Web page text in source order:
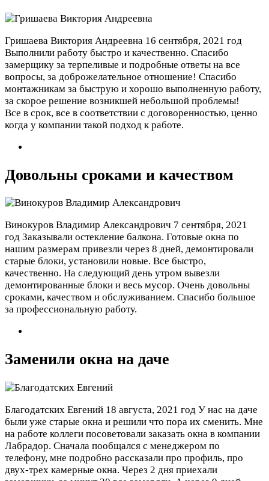
Гришаева Виктория Андреевна 16 сентября, 2021 год
Выполнили работу быстро и качественно. Спасибо
замерщику за терпеливые и подробные ответы на все
вопросы, за доброжелательное отношение! Спасибо
монтажникам за быструю и хорошо выполненную работу,
за скорое решение возникшей небольшой проблемы!
Все в срок, все в соответствии с договоренностью, ценно
когда у компании такой подход к работе.
Довольны сроками и качеством
Винокуров Владимир Александрович 7 сентября, 2021
год Заказывали остекление балкона. Готовые окна по
нашим размерам привезли через 8 дней, демонтировали
старые блоки, установили новые. Все быстро,
качественно. На следующий день утром вывезли
демонтированные блоки и весь мусор. Очень довольны
сроками, качеством и обслуживанием. Спасибо большое
за профессиональную работу.
Заменили окна на даче
Благодатских Евгений 18 августа, 2021 год У нас на даче
были уже старые окна и решили что пора их сменить. Мне
на работе коллеги посоветовали заказать окна в компании
Лабрадор. Сначала пообщался с менеджером по
телефону, мне подробно рассказали про профиль, про
двух-трех камерные окна. Через 2 дня приехали